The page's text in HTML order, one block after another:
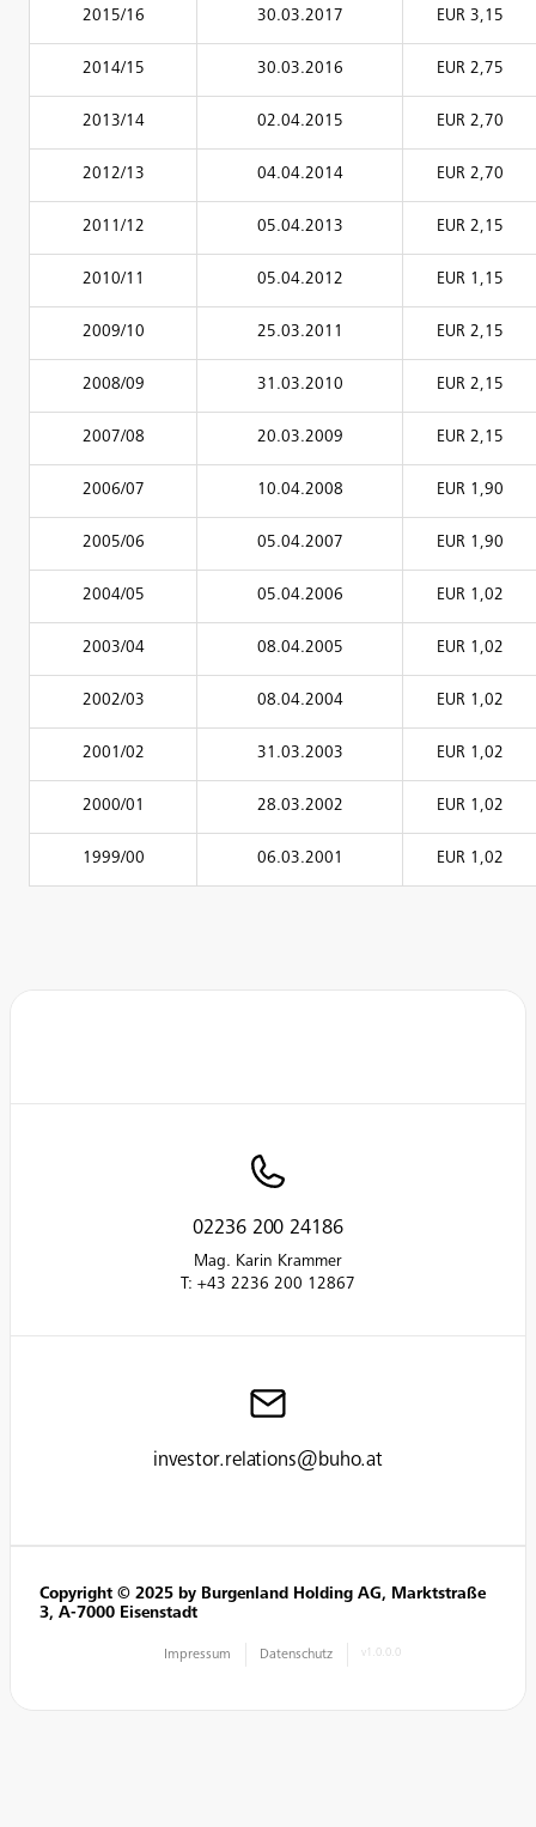
2015/16 30.03.2017 EUR 3,15
2014/15 30.03.2016 EUR 2,75
2013/14 02.04.2015 EUR 2,70
2012/13 04.04.2014 EUR 2,70
2011/12 05.04.2013 EUR 2,15
2010/11 05.04.2012 EUR 1,15
2009/10 25.03.2011 EUR 2,15
2008/09 31.03.2010 EUR 2,15
2007/08 20.03.2009 EUR 2,15
2006/07 10.04.2008 EUR 1,90
2005/06 05.04.2007 EUR 1,90
2004/05 05.04.2006 EUR 1,02
2003/04 08.04.2005 EUR 1,02
2002/03 08.04.2004 EUR 1,02
2001/02 31.03.2003 EUR 1,02
2000/01 28.03.2002 EUR 1,02
1999/00 06.03.2001 EUR 1,02
investor.relations@buho.at
02236 200 24186
Mag. Karin Krammer
T: +43 2236 200 12867
Copyright © 2025 by Burgenland Holding AG, Marktstraße
3, A-7000 Eisenstadt
Impressum Datenschutz v1.0.0.0